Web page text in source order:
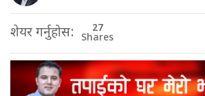
शेयर गर्नुहोस: 27
Shares